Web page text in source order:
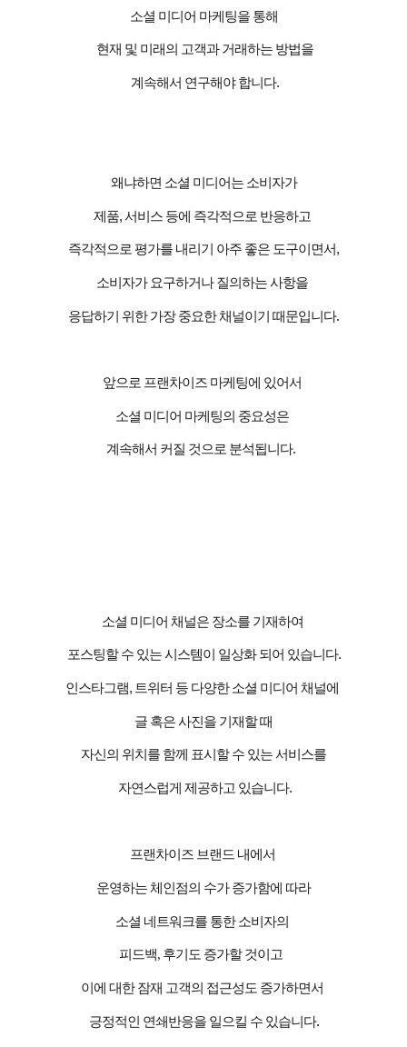
소셜 미디어 마케팅을 통해
현재 및 미래의 고객과 거래하는 방법을
계속해서 연구해야 합니다.
왜냐하면 소셜 미디어는 소비자가
제품,서비스 등에 즉각적으로 반응하고
즉각적으로 평가를 내리기 아주 좋은 도구이면서,
소비자가 요구하거나 질의하는 사항을
응답하기 위한 가장 중요한 채널이기 때문입니다.
앞으로 프랜차이즈 마케팅에 있어서
소셜 미디어 마케팅의 중요성은
계속해서 커질 것으로 분석됩니다.
소셜 미디어 채널은 장소를 기재하여
포스팅할 수 있는 시스템이 일상화 되어 있습니다.
인스타그램, 트위터 등 다양한 소셜 미디어 채널에
글 혹은 사진을 기재할 때
자신의 위치를 함께 표시할 수 있는 서비스를
자연스럽게 제공하고 있습니다.
프랜차이즈 브랜드 내에서
운영하는 체인점의 수가 증가함에 따라
소셜 네트워크를 통한 소비자의
피드백, 후기도 증가할 것이고
이에 대한 잠재 고객의 접근성도 증가하면서
긍정적인 연쇄반응을 일으킬 수 있습니다.